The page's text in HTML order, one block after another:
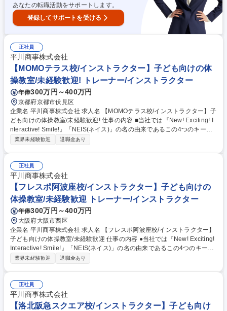
ラクタ/多摩地域】子供好き必見/正社員登用実績有
あなたの転職活動をサポートします。
登録してサポートを受ける
正社員
平川商事株式会社
【MOMOテラス校/インストラクター】子ども向けの体
操教室/未経験歓迎! トレーナー/インストラクター
年俸300万円～400万円
京都府京都市伏見区
企業名 平川商事株式会社 求人名 【MOMOテラス校/インストラクター】子
ども向けの体操教室/未経験歓迎! 仕事の内容 ■当社では『New! Exciting! I
nteractive! Smile!』「NEIS(ネイス)」の名の由来であるこの4つのキーワ
ードを合言葉に、心と体の健康作りのお手伝いをしております！ 【具体的
ンとした体操教室で、指導から教室運営まで幅広く活躍することができま
す。ネイス本部の研修プログラムがあるので、未経験の方でも無理なく業
務が覚えられる環境です。 募集職種 【MOMOテラス校/インストラクタ
ー】子ども向けの体操教室/未経験歓迎!
業界未経験歓迎 退職金あり
正社員
平川商事株式会社
【フレスポ阿波座校/インストラクター】子ども向けの
体操教室/未経験歓迎 トレーナー/インストラクター
年俸300万円～400万円
大阪府大阪市西区
企業名 平川商事株式会社 求人名 【フレスポ阿波座校/インストラクター】
子ども向けの体操教室/未経験歓迎 仕事の内容 ●当社では『New! Exciting!
Interactive! Smile!』「NEIS(ネイス)」の名の由来であるこの4つのキーワ
ードを合言葉に、心と体の健康作りのお手伝いをしております。 【具体的
ンとした体操教室で、指導から教室運営まで幅広く活躍することができま
す。ネイス本部の研修プログラムがあるので、未経験の方でも無理なく業
務が覚えられる環境です。 募集職種 【フレスポ阿波座校/インストラクタ
業界未経験歓迎 退職金あり
正社員
平川商事株式会社
【洛北阪急スクエア校/インストラクター】子ども向け